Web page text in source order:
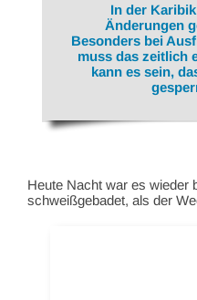
In der
Änderungen
Besonders bei
muss das zeitlich
kann es sein,
Heute Nacht war es wieder
schweißgebadet, als der